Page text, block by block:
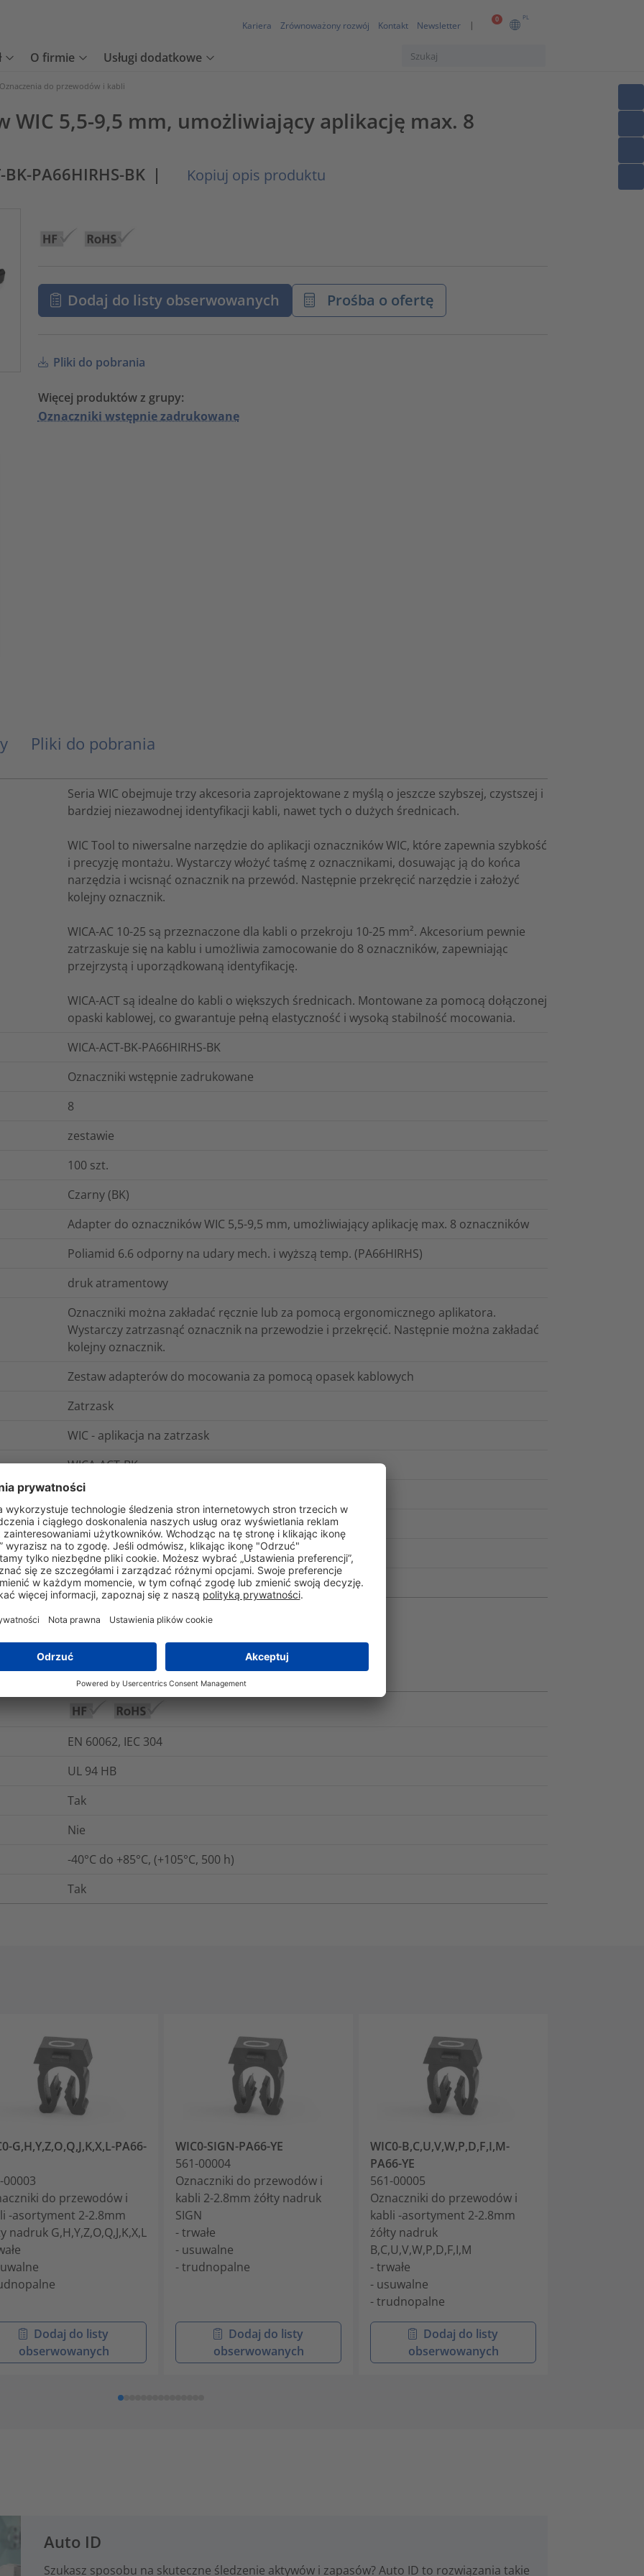
0 PL
Kariera Zrównoważony rozwój Kontakt Newsletter
O firmie Usługi dodatkowe
Oznaczenia do przewodów i kabli
WIC 5,5-9,5 mm, umożliwiający aplikację max. 8
BK-PA66HIRHS-BK | Kopiuj opis produktu
Dodaj do listy obserwowanych Prośba o ofertę
Pliki do pobrania
Więcej produktów z grupy:
Oznaczniki wstępnie zadrukowane
Pliki do pobrania
Seria WIC obejmuje trzy akcesoria zaprojektowane z myślą o jeszcze szybszej, czystszej i
bardziej niezawodnej identyfikacji kabli, nawet tych o dużych średnicach.
WIC Tool to niwersalne narzędzie do aplikacji oznaczników WIC, które zapewnia szybkość
i precyzję montażu. Wystarczy włożyć taśmę z oznacznikami, dosuwając ją do końca
narzędzia i wcisnąć oznacznik na przewód. Następnie przekręcić narzędzie i założyć
kolejny oznacznik.
WICA-AC 10-25 są przeznaczone dla kabli o przekroju 10-25 mm². Akcesorium pewnie
zatrzaskuje się na kablu i umożliwia zamocowanie do 8 oznaczników, zapewniając
przejrzystą i uporządkowaną identyfikację.
WICA-ACT są idealne do kabli o większych średnicach. Montowane za pomocą dołączonej
opaski kablowej, co gwarantuje pełną elastyczność i wysoką stabilność mocowania.
WICA-ACT-BK-PA66HIRHS-BK
Oznaczniki wstępnie zadrukowane
8
zestawie
100 szt.
Czarny (BK)
Adapter do oznaczników WIC 5,5-9,5 mm, umożliwiający aplikację max. 8 oznaczników
Poliamid 6.6 odporny na udary mech. i wyższą temp. (PA66HIRHS)
druk atramentowy
Oznaczniki można zakładać ręcznie lub za pomocą ergonomicznego aplikatora.
Wystarczy zatrzasnąć oznacznik na przewodzie i przekręcić. Następnie można zakładać
kolejny oznacznik.
Zestaw adapterów do mocowania za pomocą opasek kablowych
Zatrzask
WIC - aplikacja na zatrzask
WICA-ACT-BK
trudnopalne
0.130197kg
Inne
Nie
i opakowania Więcej informacji
EN 60062, IEC 304
UL 94 HB
Tak
Nie
-40°C do +85°C, (+105°C, 500 h)
Tak
G,H,Y,Z,O,Q,J,K,X,L-PA66-
00003
do przewodów i
-asortyment 2-2.8mm
nadruk G,H,Y,Z,O,Q,J,K,X,L
Dodaj do listy
obserwowanych
WIC0-SIGN-PA66-YE
561-00004
Oznaczniki do przewodów i
kabli 2-2.8mm żółty nadruk
SIGN
- trwałe
- usuwalne
- trudnopalne
Dodaj do listy
obserwowanych
WIC0-B,C,U,V,W,P,D,F,I,M-
PA66-YE
561-00005
Oznaczniki do przewodów i
kabli -asortyment 2-2.8mm
żółty nadruk
B,C,U,V,W,P,D,F,I,M
- trwałe
- usuwalne
- trudnopalne
Dodaj do listy
obserwowanych
Auto ID
Szukasz sposobu na skuteczne śledzenie aktywów i zapasów? Auto ID to rozwiązania takie